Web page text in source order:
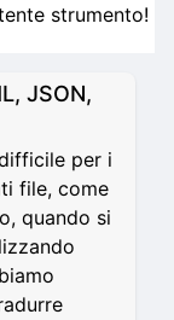
strumento!
JSON,
per i
file, come
quando si